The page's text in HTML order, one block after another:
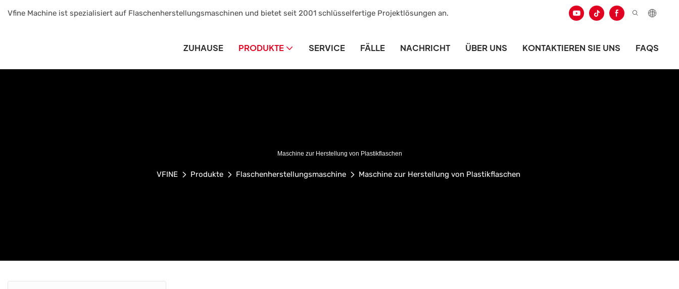
Vfine Machine ist spezialisiert auf Flaschenherstellungsmaschinen und bietet seit 2001 schlüsselfertige Projektlösungen an.
ZUHAUSE PRODUKTE SERVICE FÄLLE NACHRICHT ÜBER UNS KONTAKTIEREN SIE UNS FAQS
Maschine zur Herstellung von Plastikflaschen
VFINE Produkte Flaschenherstellungsmaschine Maschine zur Herstellung von Plastikflaschen